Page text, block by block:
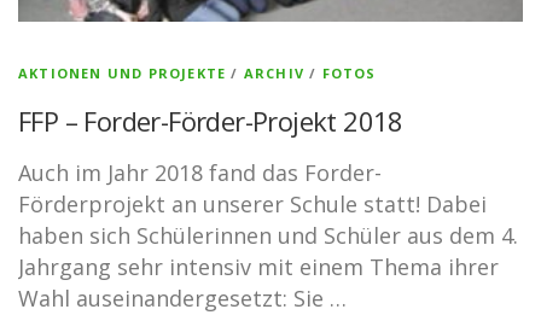
AKTIONEN UND PROJEKTE / ARCHIV / FOTOS
FFP – Forder-Förder-Projekt 2018
Auch im Jahr 2018 fand das Forder-
Förderprojekt an unserer Schule statt! Dabei
haben sich Schülerinnen und Schüler aus dem 4.
Jahrgang sehr intensiv mit einem Thema ihrer
Wahl auseinandergesetzt: Sie …